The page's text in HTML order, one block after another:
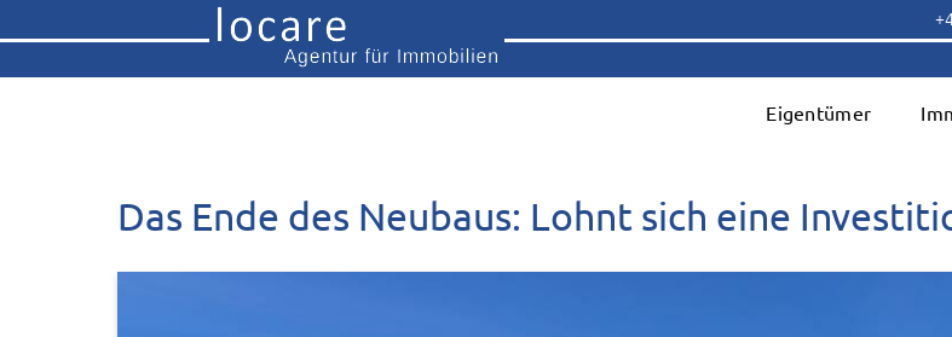
Eigentümer
Das Ende des Neubaus: Lohnt sich eine